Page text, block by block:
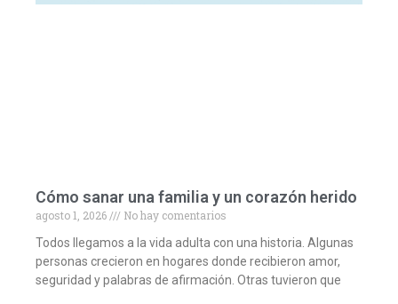
Cómo sanar una familia y un corazón herido
agosto 1, 2026
No hay comentarios
Todos llegamos a la vida adulta con una historia. Algunas
personas crecieron en hogares donde recibieron amor,
seguridad y palabras de afirmación. Otras tuvieron que